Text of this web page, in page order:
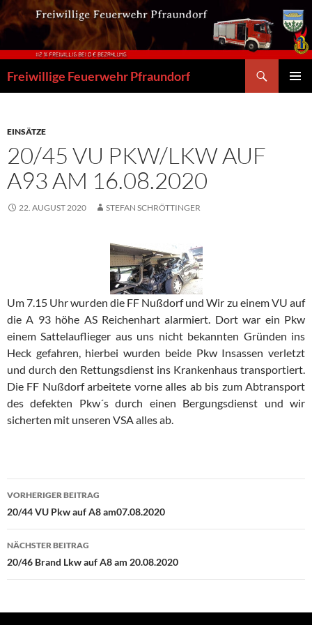
Zum
Inhalt
springen
Freiwillige Feuerwehr Pfraundorf
EINSÄTZE
20/45 VU PKW/LKW AUF
A93 AM 16.08.2020
22. AUGUST 2020 STEFAN SCHRÖTTINGER
Um 7.15 Uhr wurden die FF Nußdorf und Wir zu einem VU auf
die A 93 höhe AS Reichenhart alarmiert. Dort war ein Pkw
einem Sattelauflieger aus uns nicht bekannten Gründen ins
Heck gefahren, hierbei wurden beide Pkw Insassen verletzt
und durch den Rettungsdienst ins Krankenhaus transportiert.
Die FF Nußdorf arbeitete vorne alles ab bis zum Abtransport
des defekten Pkw´s durch einen Bergungsdienst und wir
sicherten mit unseren VSA alles ab.
Beitragsnavigation
VORHERIGER BEITRAG
20/44 VU Pkw auf A8 am07.08.2020
NÄCHSTER BEITRAG
20/46 Brand Lkw auf A8 am 20.08.2020